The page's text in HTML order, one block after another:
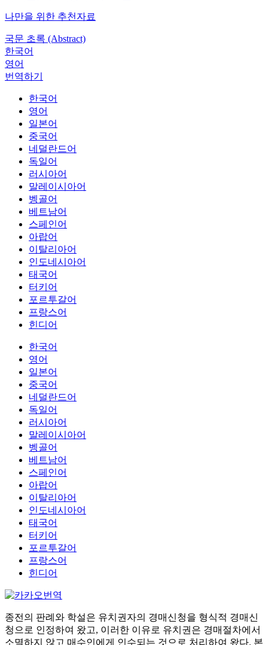
나만을 위한 추천자료
국문 초록 (Abstract)
한국어
영어
번역하기
한국어
영어
일본어
중국어
네덜란드어
독일어
러시아어
말레이시아어
벵골어
베트남어
스페인어
아랍어
이탈리아어
인도네시아어
태국어
터키어
포르투갈어
프랑스어
힌디어
한국어
영어
일본어
중국어
네덜란드어
독일어
러시아어
말레이시아어
벵골어
베트남어
스페인어
아랍어
이탈리아어
인도네시아어
태국어
터키어
포르투갈어
프랑스어
힌디어
종전의 판례와 학설은 유치권자의 경매신청을 형식적 경매신
청으로 인정하여 왔고, 이러한 이유로 유치권은 경매절차에서
소멸하지 않고 매수인에게 인수되는 것으로 처리하여 왔다. 본